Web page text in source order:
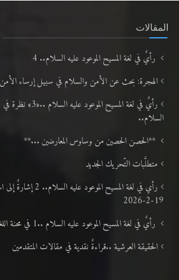
المقالات
رأيٌ في لغة المسيح الموعود عليه السلام.. 4
الهجرة: بحث عن الأمن والسلام في سبيل إرساء
رأيٌ في لغة المسيح
السلام..
**الحصن الحصين من وساوس المعارضين ...**
متطلَّبات التّحريك الجديد
رأي في لغة المسيح
19-2-2026
رأيٌ في لغة المسيح الموعود عليه السلام ..1 في محنة اللغة ومعاني «الاشتهار»
الحقيقة العرشية ..قراءةٌ نقدية في مقالات المتقدمين